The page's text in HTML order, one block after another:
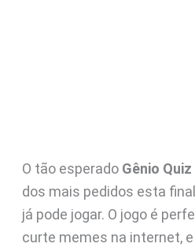
O tão esperado Gênio
dos mais pedidos esta
já pode jogar. O jogo é
curte memes na internet,